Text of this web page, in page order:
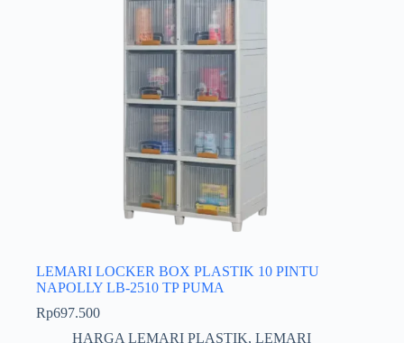
LEMARI LOCKER BOX PLASTIK 10 PINTU
NAPOLLY LB-2510 TP PUMA
Rp697.500
HARGA LEMARI PLASTIK, LEMARI